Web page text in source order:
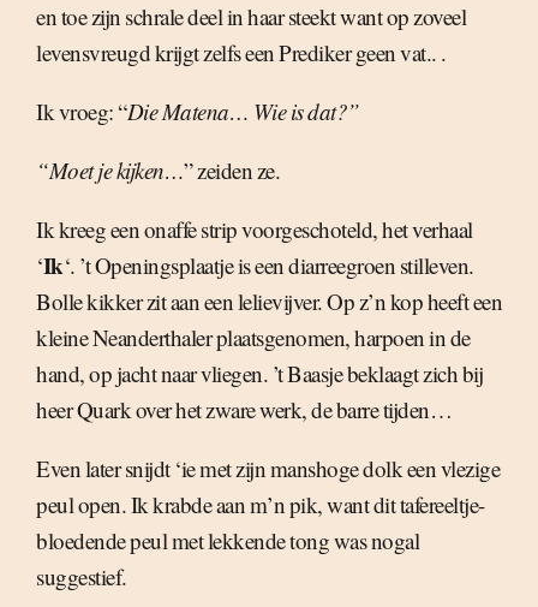
en toe zijn schrale deel in haar steekt want op zoveel
levensvreugd krijgt zelfs een Prediker geen vat.. .
Ik vroeg: “Die Matena… Wie is dat?”
“Moet je kijken…” zeiden ze.
Ik kreeg een onaffe strip voorgeschoteld, het verhaal
‘Ik‘. ’t Openingsplaatje is een diarreegroen stilleven.
Bolle kikker zit aan een lelievijver. Op z’n kop heeft een
kleine Neanderthaler plaatsgenomen, harpoen in de
hand, op jacht naar vliegen. ’t Baasje beklaagt zich bij
heer Quark over het zware werk, de barre tijden…
Even later snijdt ‘ie met zijn manshoge dolk een vlezige
peul open. Ik krabde aan m’n pik, want dit tafereeltje-
bloedende peul met lekkende tong was nogal
suggestief.